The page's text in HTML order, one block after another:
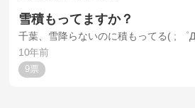
雪積もってますか？
千葉、雪降らないのに積もってる( ; ゜
10年前
9